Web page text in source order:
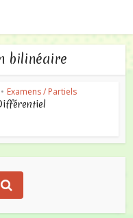
bilinéaire
• Examens / Partiels